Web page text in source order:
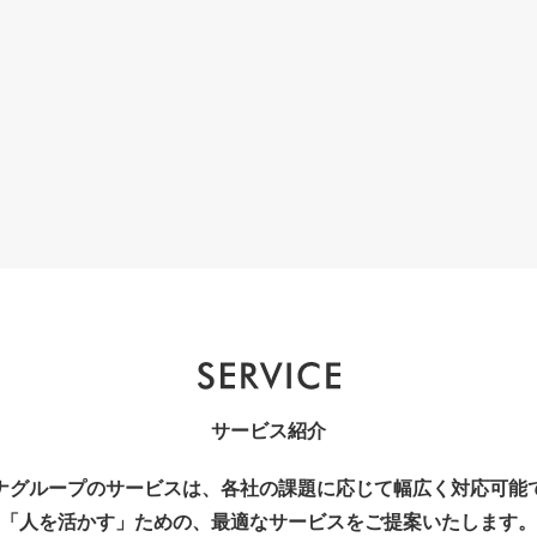
サービス紹介
グループのサービスは、各社の課題に応じて幅広く対応可能
「人を活かす」ための、最適なサービスをご提案いたします。